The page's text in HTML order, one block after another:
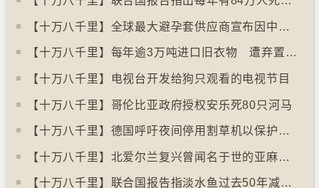
【十万八千里】全球最大避孕套供应商宣布因中东战事涨价
【十万八千里】每年逾3万吨进口旧衣物 遭弃置于智利北部沙漠
【十万八千里】电视台开发给狗只观看的电视节目
【十万八千里】哥伦比亚政府授权安乐死80只河马
【十万八千里】德国呼吁夜间停用割草机以保护刺猬等动物
【十万八千里】北爱尔兰复兴曾闻名于世的亚麻布产业
【十万八千里】联合国报告指淡水鱼过去50年减少逾八成